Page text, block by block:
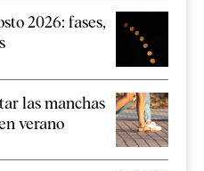
2026: fases,
las manchas
verano